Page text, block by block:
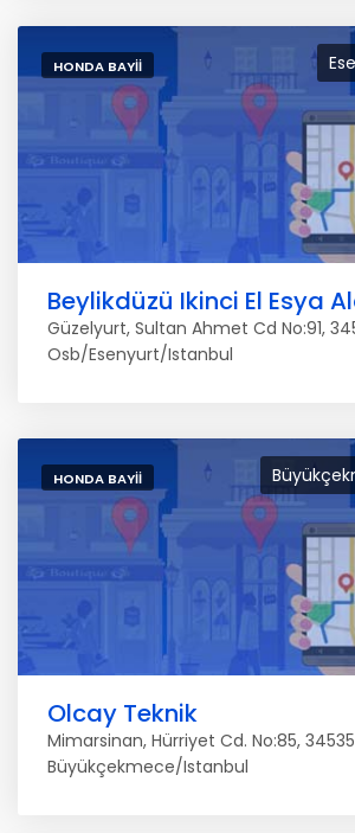
HONDA BAYII
Beylikdüzü Ikinci El Esya
Güzelyurt, Sultan Ahmet Cd No:91,
Osb/Esenyurt/Istanbul
HONDA BAYII
Olcay Teknik
Mimarsinan, Hürriyet Cd. No:85, 34535
Büyükçekmece/Istanbul